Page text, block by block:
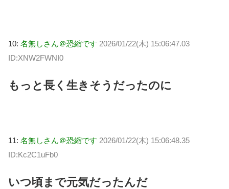
10: 名無しさん＠恐縮です 2026/01/22(木) 15:06:47.03
ID:XNW2FWNI0
もっと長く生きそうだったのに
11: 名無しさん＠恐縮です 2026/01/22(木) 15:06:48.35
ID:Kc2C1uFb0
いつ頃まで元気だったんだ